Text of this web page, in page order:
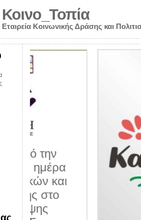
Κοινο_Τοπία
Εταιρεία Κοινωνικής Δράσης και